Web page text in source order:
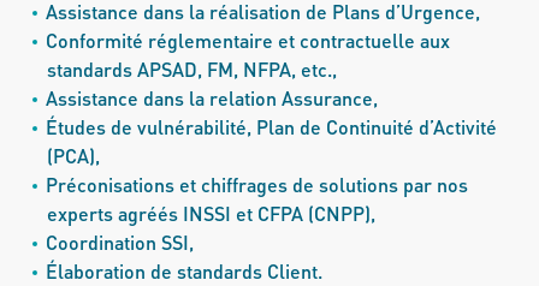
Assistance dans la réalisation de Plans d’Urgence,
Conformité réglementaire et contractuelle aux
standards APSAD, FM, NFPA, etc.,
Assistance dans la relation Assurance,
Études de vulnérabilité, Plan de Continuité d’Activité
(PCA),
Préconisations et chiffrages de solutions par nos
experts agréés INSSI et CFPA (CNPP),
Coordination SSI,
Élaboration de standards Client.